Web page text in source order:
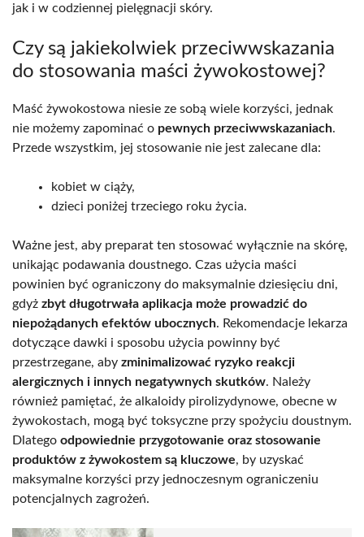
jak i w codziennej pielęgnacji skóry.
Czy są jakiekolwiek przeciwwskazania
do stosowania maści żywokostowej?
Maść żywokostowa niesie ze sobą wiele korzyści, jednak
nie możemy zapominać o pewnych przeciwwskazaniach.
Przede wszystkim, jej stosowanie nie jest zalecane dla:
kobiet w ciąży,
dzieci poniżej trzeciego roku życia.
Ważne jest, aby preparat ten stosować wyłącznie na skórę,
unikając podawania doustnego. Czas użycia maści
powinien być ograniczony do maksymalnie dziesięciu dni,
gdyż zbyt długotrwała aplikacja może prowadzić do
niepożądanych efektów ubocznych. Rekomendacje lekarza
dotyczące dawki i sposobu użycia powinny być
przestrzegane, aby zminimalizować ryzyko reakcji
alergicznych i innych negatywnych skutków. Należy
również pamiętać, że alkaloidy pirolizydynowe, obecne w
żywokostach, mogą być toksyczne przy spożyciu doustnym.
Dlatego odpowiednie przygotowanie oraz stosowanie
produktów z żywokostem są kluczowe, by uzyskać
maksymalne korzyści przy jednoczesnym ograniczeniu
potencjalnych zagrożeń.